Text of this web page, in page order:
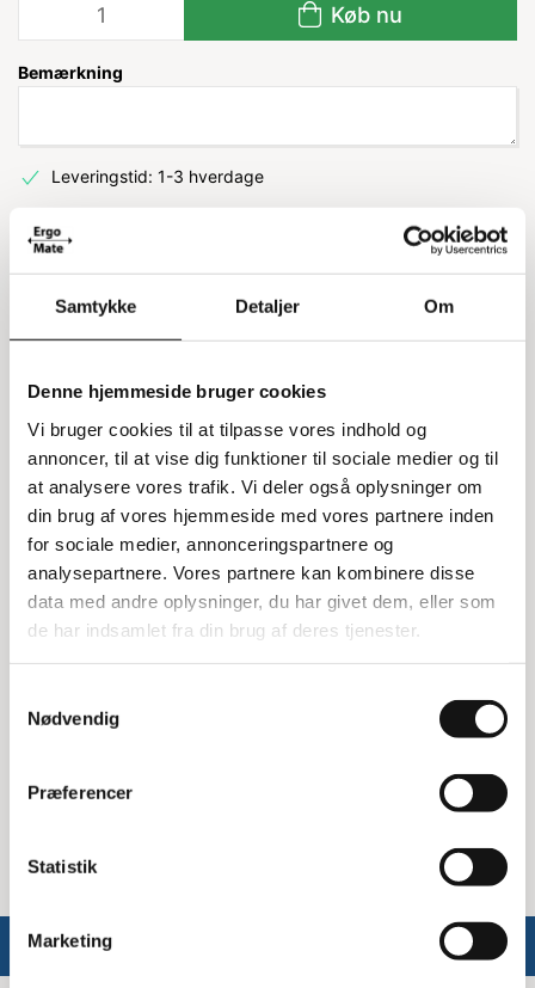
Samtykke Detaljer Om
Denne hjemmeside bruger cookies
Vi bruger cookies til at tilpasse vores indhold og
annoncer, til at vise dig funktioner til sociale medier og til
at analysere vores trafik. Vi deler også oplysninger om
din brug af vores hjemmeside med vores partnere inden
for sociale medier, annonceringspartnere og
analysepartnere. Vores partnere kan kombinere disse
data med andre oplysninger, du har givet dem, eller som
de har indsamlet fra din brug af deres tjenester.
Nødvendig
Præferencer
Statistik
Marketing
Køb nu
Bemærkning
Leveringstid: 1-3 hverdage
Information Specifikationer
affaldssortering
Dette selvklæbende pictogram er designet til at gøre
affaldssortering nemmere. Med afrundede hjørner passer
det perfekt til både kildesorteringsstationer og almindelige
skraldespande. Det er også vaskbart, hvilket gør det nemt
at holde rent.
Brug af pictogrammet
Pictogrammet har teksten 'PLAST', hvilket gør det ideelt til
at markere beholdere til plastaffald. Det er nemt at sætte
nødvendigt.